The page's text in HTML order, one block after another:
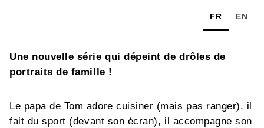
FR EN
Une nouvelle série qui dépeint de drôles de
portraits de famille !
Le papa de Tom adore cuisiner (mais pas ranger), il
fait du sport (devant son écran), il accompagne son